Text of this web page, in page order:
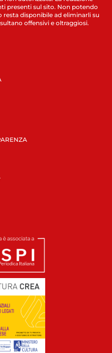
presenti sul sito. Non potendo
disponibile ad eliminarli su
offensivi e oltraggiosi.